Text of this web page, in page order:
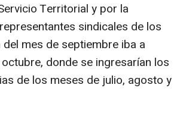
Territorial y por la
sindicales de los
mes de septiembre iba a
donde se ingresarían los
de los meses de julio, agosto y